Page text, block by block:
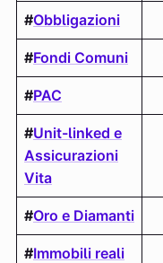
#Obbligazioni
#Fondi Comuni
#PAC
#Unit-linked e
Assicurazioni
Vita
#Oro e Diamanti
#Immobili reali